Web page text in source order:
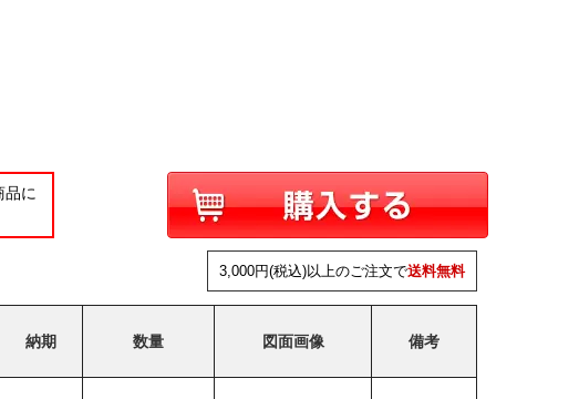
品に
3,000円(税込)以上のご注文で送料無料
納期 数量 図面画像 備考